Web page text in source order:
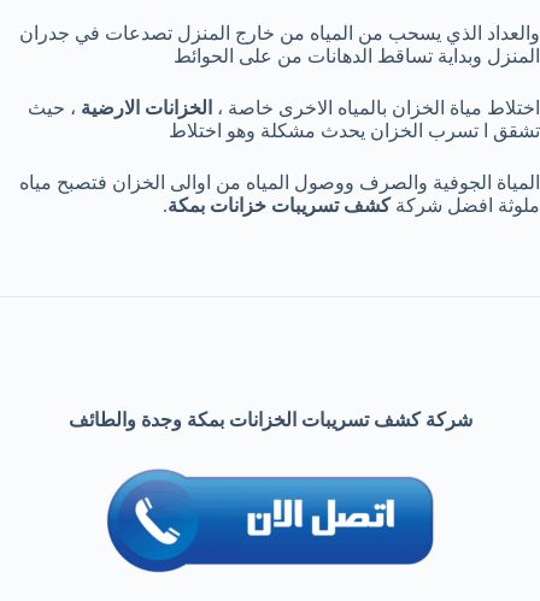
والعداد الذي يسحب من المياه من خارج المنزل تصدعات في جدران
المنزل وبداية تساقط الدهانات من على الحوائط
اختلاط مياة الخزان بالمياه الاخرى خاصة ، الخزانات الارضية ، حيث
تشقق ا تسرب الخزان يحدث مشكلة وهو اختلاط
المياة الجوفية والصرف ووصول المياه من اوالى الخزان فتصبح مياه
ملوثة افضل شركة كشف تسريبات خزانات بمكة.
شركة كشف تسريبات الخزانات بمكة وجدة والطائف